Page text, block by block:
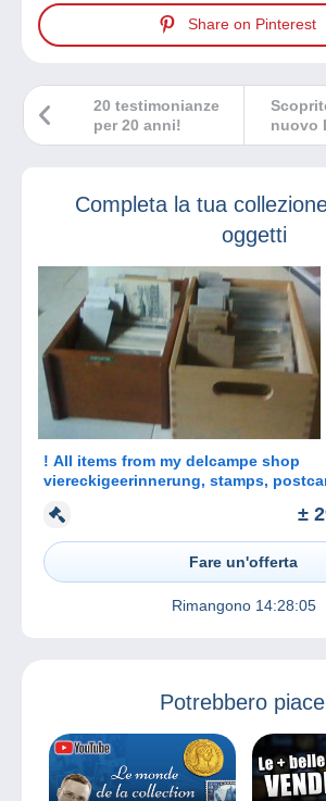
Share on Pinterest
nuovo
20 testimonianze
per 20 anni!
Completa la tua
oggetti
! All items from my delcampe shop
viereckigeerinnerung, stamps,
±
Fare un'offerta
Rimangono 14:28:05
Potrebbero